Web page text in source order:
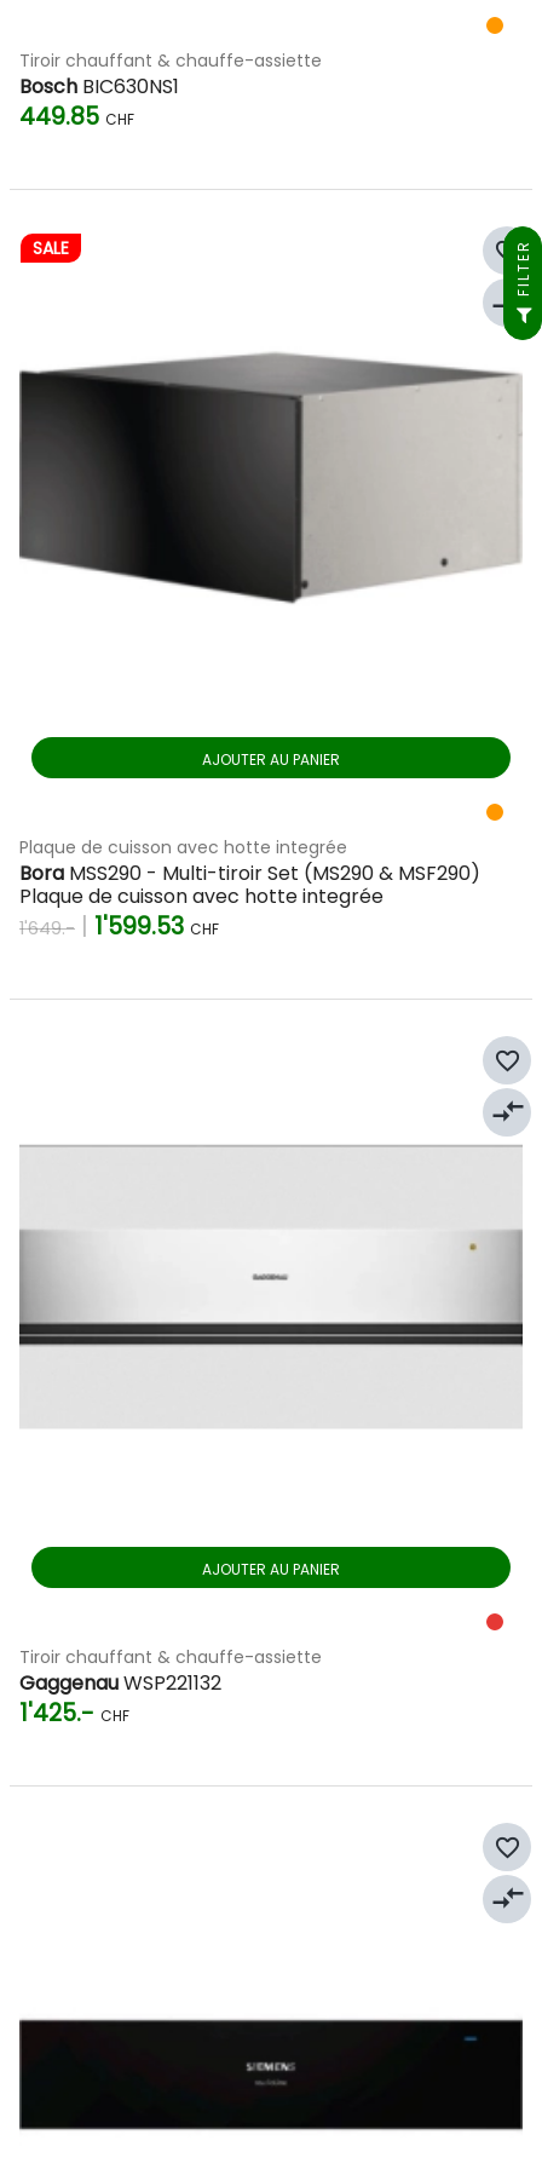
Tiroir chauffant & chauffe-assiette
Bosch BIC630NS1
449.85 CHF
SALE
AJOUTER AU PANIER
Plaque de cuisson avec hotte integrée
Bora MSS290 - Multi-tiroir Set (MS290 & MSF290)
Plaque de cuisson avec hotte integrée
1'649.- 1'599.53 CHF
favorite_border
compare_arrows
AJOUTER AU PANIER
Tiroir chauffant & chauffe-assiette
GaggenauWSP221132
1'425.- CHF
favorite_border
compare_arrows
favorite_border
compare_arrows
FILTER